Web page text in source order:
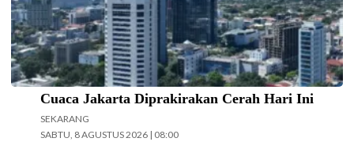
Cuaca Jakarta Diprakirakan Cerah Hari Ini
SEKARANG
SABTU, 8 AGUSTUS 2026 | 08:00